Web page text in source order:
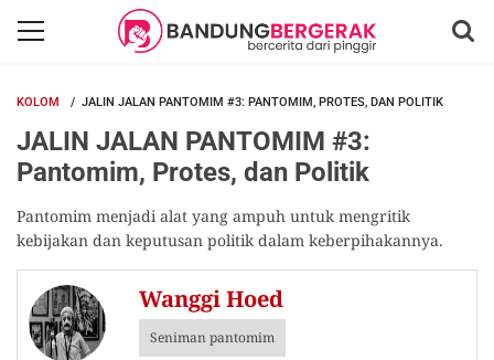
KOLOM JALIN JALAN PANTOMIM #3: PANTOMIM, PROTES, DAN POLITIK
JALIN JALAN PANTOMIM #3:
Pantomim, Protes, dan Politik
Pantomim menjadi alat yang ampuh untuk mengritik
kebijakan dan keputusan politik dalam keberpihakannya.
Wanggi Hoed
Seniman pantomim